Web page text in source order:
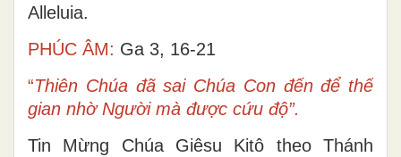
Alleluia.
PHÚC ÂM: Ga 3, 16-21
“Thiên Chúa đã sai Chúa Con đến để thế
gian nhờ Người mà được cứu độ”.
Tin Mừng Chúa Giêsu Kitô theo Thánh